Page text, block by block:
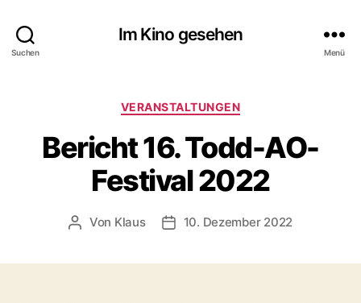
Suchen
Im Kino gesehen
Menü
Kategorien
VERANSTALTUNGEN
Bericht 16. Todd-AO-
Festival 2022
Beitragsautor
Von Klaus Veröffentlichungsdatum
10. Dezember 2022